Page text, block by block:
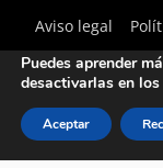
Aviso legal
Utilizamos
Puedes aprender
desactivarlas en los
Aceptar